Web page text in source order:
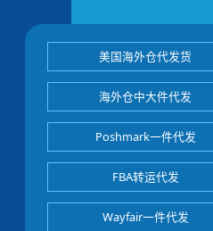
美国海外仓代发货
海外仓中大件代发
Poshmark一件代发
FBA转运代发
Wayfair一件代发